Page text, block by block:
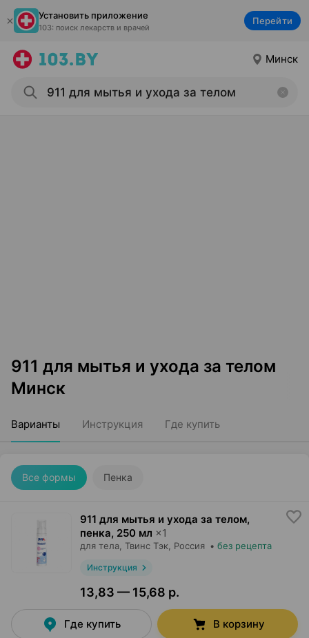
Установить приложение
103: поиск лекарств и врачей
Перейти
Минск
911 для мытья и ухода за телом
Минск
Варианты Инструкция Где купить
Все формы Пенка
911 для мытья и ухода за телом,
пенка, 250 мл ×1
для тела, Твинс Тэк , Россия • без рецепта
Инструкция
13,83 — 15,68 р.
Где купить В корзину